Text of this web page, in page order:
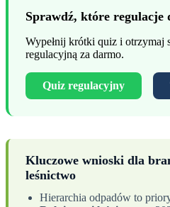
Sprawdź, które
Wypełnij krótki quiz i otrzymaj
regulacyjną za darmo.
Quiz regulacyjny
Kluczowe wnioski dla
leśnictwo
Hierarchia odpadów to